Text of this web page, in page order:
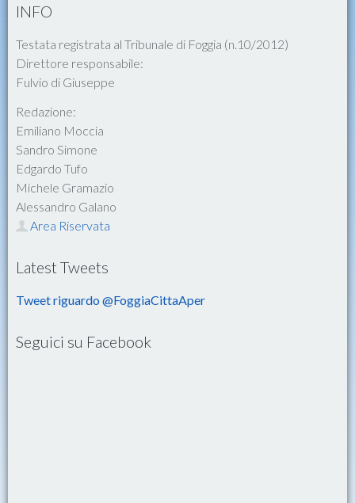
INFO
Testata registrata al Tribunale di Foggia (n.10/2012)
Direttore responsabile:
Fulvio di Giuseppe
Redazione:
Emiliano Moccia
Sandro Simone
Edgardo Tufo
Michele Gramazio
Alessandro Galano
Area Riservata
Latest Tweets
Tweet riguardo @FoggiaCittaAper
Seguici su Facebook